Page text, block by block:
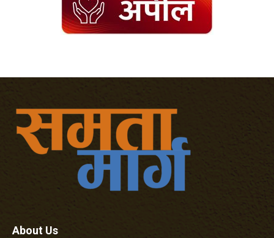
About Us